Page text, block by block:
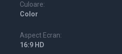
Culoare:
Color
Aspect Ecran:
16:9 HD